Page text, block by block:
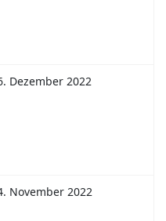
Dezember 2022
November 2022